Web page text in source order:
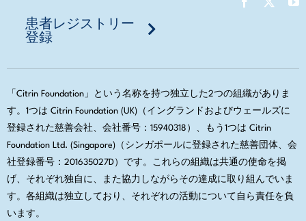
患者レジストリー
登録
「Citrin Foundation」という名称を持つ独立した2つの組織がありま
す。1つは Citrin Foundation (UK)（イングランドおよびウェールズに
登録された慈善会社、会社番号：15940318）、もう1つは Citrin
Foundation Ltd. (Singapore)（シンガポールに登録された慈善団体、会
社登録番号：201635027D）です。これらの組織は共通の使命を掲
げ、それぞれ独自に、また協力しながらその達成に取り組んでいま
す。各組織は独立しており、それぞれの活動について自ら責任を負
います。